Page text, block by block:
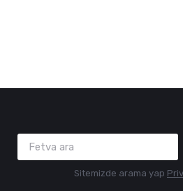
Sitemizde arama yap